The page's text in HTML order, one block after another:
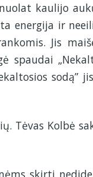
kaulijo
energija ir
Jis
spaudai
sodą”
Tėvas Kolbė
skirti